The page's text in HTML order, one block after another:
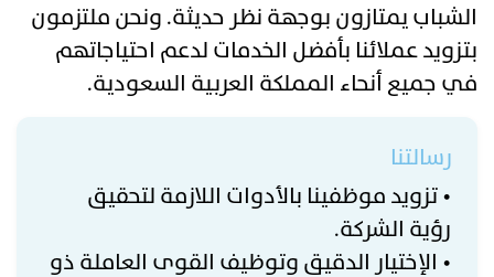
الشباب يمتازون بوجهة نظر حديثة. ونحن ملتزمون
بتزويد عملائنا بأفضل الخدمات لدعم احتياجاتهم
في جميع أنحاء المملكة العربية السعودية.
رسالتنا
• تزويد موظفينا بالأدوات اللازمة لتحقيق
رؤية الشركة.
• الإختيار الدقيق وتوظيف القوى العاملة ذو